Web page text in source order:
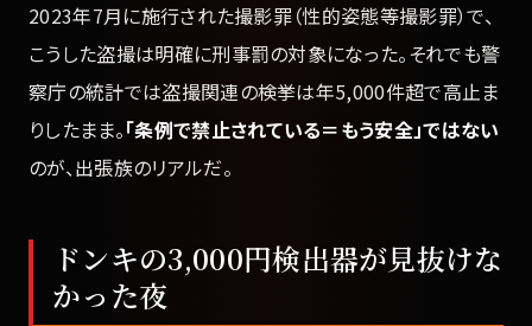
2023年7月に施行された撮影罪（性的姿態等撮影罪）で、
こうした盗撮は明確に刑事罰の対象になった。それでも警
察庁の統計では盗撮関連の検挙は年5,000件超で高止ま
りしたまま。「条例で禁止されている＝もう安全」ではない
のが、出張族のリアルだ。
ドンキの3,000円検出器が見抜けな
かった夜